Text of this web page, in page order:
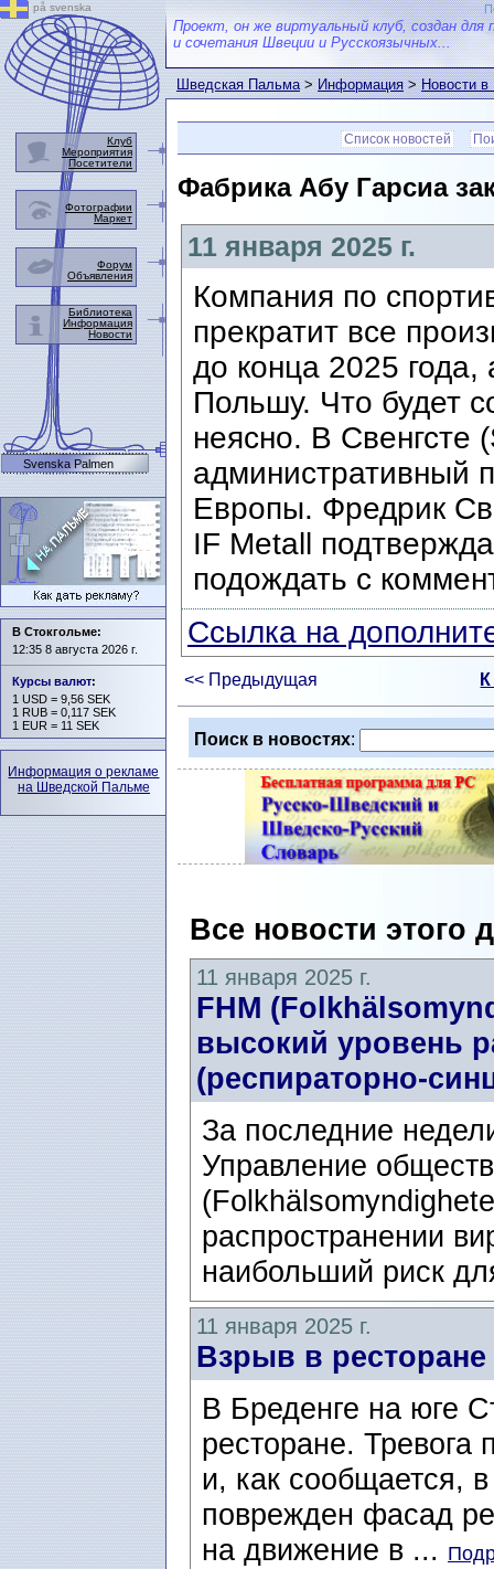
Проект, он же виртуальный клуб, создан для
и сочетания Швеции и Русскоязычных...
Шведская Пальма>Информация>Новости
Список новостей
Фабрика Абу Гарсиа
11 января 2025 г.
Компания по
прекратит все
до конца 2025 года,
Польшу. Что будет
неясно. В Свенгсте
административный
Европы. Фредрик
IF Metall
подождать с
Ссылка на
<< Предыдущая
Поиск в новостях:
Все новости этого
11 января 2025 г.
FHM
высокий уровень
(респираторно-
За последние
Управление
распространении
наибольший риск
11 января 2025 г.
Взрыв в
В Бреденге на юге
ресторане. Тревога
и, как сообщается,
поврежден фасад
на движение в ...
på svenska
Клуб
Мероприятия
Посетители
Фотографии
Маркет
Форум
Объявления
Библиотека
Информация
Новости
Svenska Palmen
В Стокгольме:
12:35 8 августа 2026 г.
Курсы валют:
1 USD = 9,56 SEK
1 RUB = 0,117 SEK
1 EUR = 11 SEK
Информация о рекламе
на Шведской Пальме